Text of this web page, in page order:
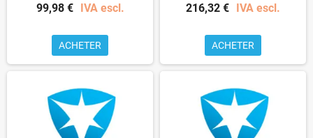
99,98 € IVA escl.
ACHETER
216,32 € IVA escl.
ACHETER